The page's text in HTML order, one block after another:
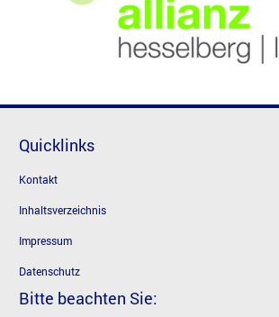
Quicklinks
Kontakt
Inhaltsverzeichnis
Impressum
Datenschutz
Bitte beachten Sie: